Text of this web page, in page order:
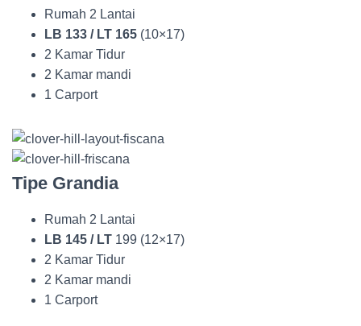
Rumah 2 Lantai
LB 133 / LT 165 (10×17)
2 Kamar Tidur
2 Kamar mandi
1 Carport
Tipe Grandia
Rumah 2 Lantai
LB 145 / LT 199 (12×17)
2 Kamar Tidur
2 Kamar mandi
1 Carport